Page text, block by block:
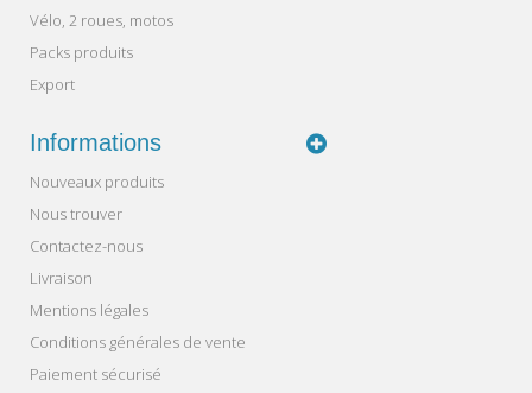
Vélo, 2 roues, motos
Packs produits
Export
Informations
Nouveaux produits
Nous trouver
Contactez-nous
Livraison
Mentions légales
Conditions générales de vente
Paiement sécurisé